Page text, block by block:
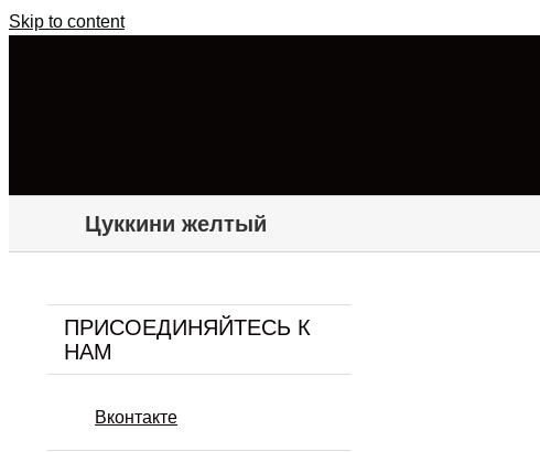
Skip to content
Цуккини желтый
ПРИСОЕДИНЯЙТЕСЬ К
НАМ
Вконтакте